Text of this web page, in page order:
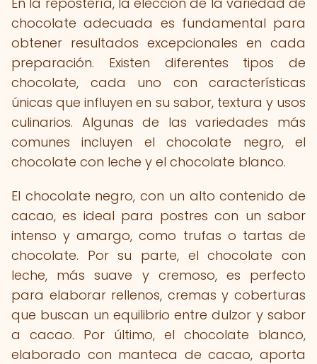
chocolate adecuada es fundamental para
obtener resultados excepcionales en cada
preparación. Existen diferentes tipos de
chocolate, cada uno con características
únicas que influyen en su sabor, textura y usos
culinarios. Algunas de las variedades más
comunes incluyen el chocolate negro, el
chocolate con leche y el chocolate blanco.
El chocolate negro, con un alto contenido de
cacao, es ideal para postres con un sabor
intenso y amargo, como trufas o tartas de
chocolate. Por su parte, el chocolate con
leche, más suave y cremoso, es perfecto
para elaborar rellenos, cremas y coberturas
que buscan un equilibrio entre dulzor y sabor
a cacao. Por último, el chocolate blanco,
elaborado con manteca de cacao, aporta